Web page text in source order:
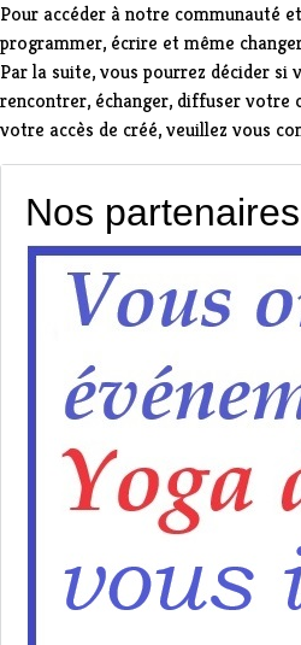
Pour accéder à notre communauté
programmer, écrire et même
Par la suite, vous pourrez décider si
rencontrer, échanger, diffuser votre
votre accès de créé,veuillez vous
Nos partenaires